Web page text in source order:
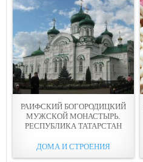
РАИФСКИЙ БОГОРОДИЦКИЙ
МУЖСКОЙ МОНАСТЫРЬ.
РЕСПУБЛИКА ТАТАРСТАН
ДОМА И СТРОЕНИЯ